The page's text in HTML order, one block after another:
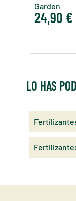
Garden
24,90 €
LO HAS